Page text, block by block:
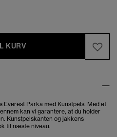
KURV
Everest Parka med Kunstpels. Med et
kan vi garantere, at du holder
Kunstpelskanten og jakkens
til næste niveau.